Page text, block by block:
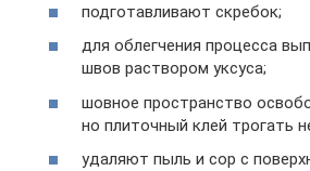
подготавливают скребок;
для облегчения процесса
швов раствором уксуса;
шовное пространство
но плиточный клей трогать
удаляют пыль и сор с